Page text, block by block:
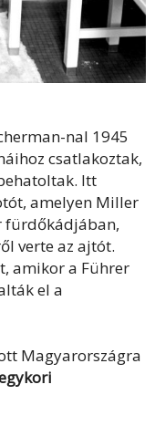
nal 1945
csatlakoztak,
Itt
amelyen Miller
fürdőkádjában,
verte az ajtót.
amikor a Führer
el a
Magyarországra